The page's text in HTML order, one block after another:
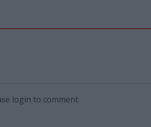
login to comment